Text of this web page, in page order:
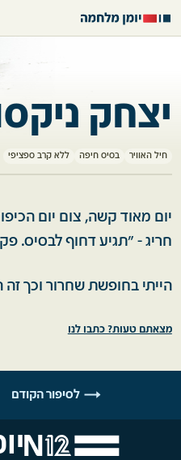
יצחק
חיל האוויר בסיס חיפה ללא קרב ספציפי
יום מאוד קשה, צום יום
חריג - "תגיע דחוף לבסיס.
הייתי בחופשת שחרור וכך
מצאתם טעות? כתבו לנו
לסיפור הקודם